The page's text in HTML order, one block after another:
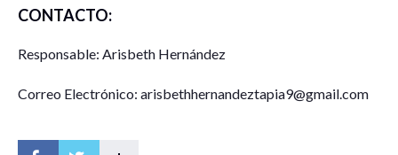
CONTACTO:
Responsable: Arisbeth Hernández
Correo Electrónico: arisbethhernandeztapia9@gmail.com